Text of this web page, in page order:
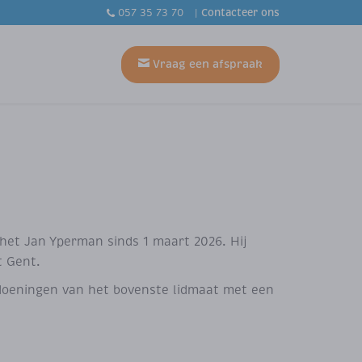
057 35 73 70 Contacteer ons
Vraag een afspraak
Jan Yperman sinds 1 maart 2026. Hij
Gent.
van het bovenste lidmaat met een